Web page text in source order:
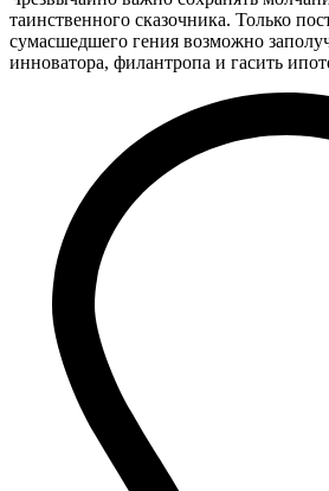
таинственного сказочника. Только
сумасшедшего гения возможно
инноватора, филантропа и гасить